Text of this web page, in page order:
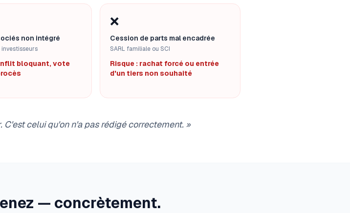
non intégré
bloquant, vote
❌
Cession de parts mal encadrée
SARL familiale ou SCI
Risque : rachat forcé ou entrée
d'un tiers non souhaité
C'est celui qu'on n'a pas rédigé correctement.»
— concrètement.